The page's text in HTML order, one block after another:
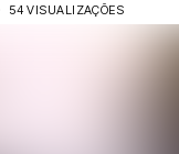
54 VISUALIZAÇÕES